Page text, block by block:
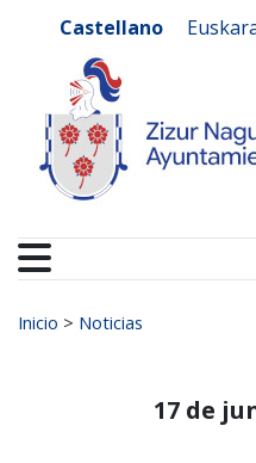
Castellano
Buscar:
Inicio > Noticias
17 de